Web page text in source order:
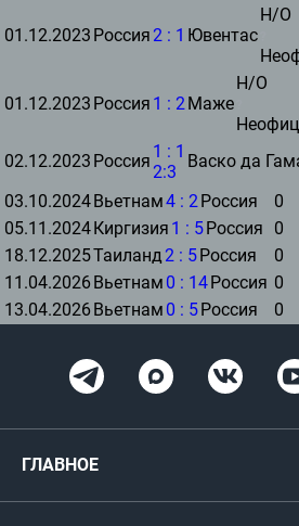
01.12.2023 Россия 2 : 1 Ювентас
Н/О
01.12.2023 Россия 1 : 2 Маже
Н/О
02.12.2023 Россия 1 : 1
2:3
Васко да
03.10.2024 Вьетнам4 : 2 Россия
0
05.11.2024 Киргизия 1 : 5 Россия
0
18.12.2025Таиланд2 : 5 Россия
0
11.04.2026 Вьетнам 0 : 14 Россия 0
13.04.2026 Вьетнам 0 : 5 Россия 0
ГЛАВНОЕ